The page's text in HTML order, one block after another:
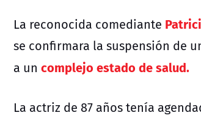
La reconocida comediante
se confirmara la suspensión de
a un complejo estado de salud.
La actriz de 87 años tenía